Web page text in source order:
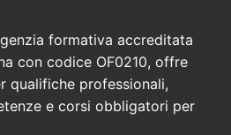
formativa accreditata
con codice OF0210, offre
qualifiche professionali,
e corsi obbligatori per